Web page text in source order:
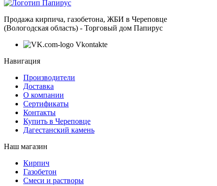
Продажа кирпича, газобетона, ЖБИ в Череповце
(Вологодская область) - Торговый дом Папирус
Vkontakte
Навигация
Производители
Доставка
О компании
Сертификаты
Контакты
Купить в Череповце
Дагестанский камень
Наш магазин
Кирпич
Газобетон
Cмеси и растворы